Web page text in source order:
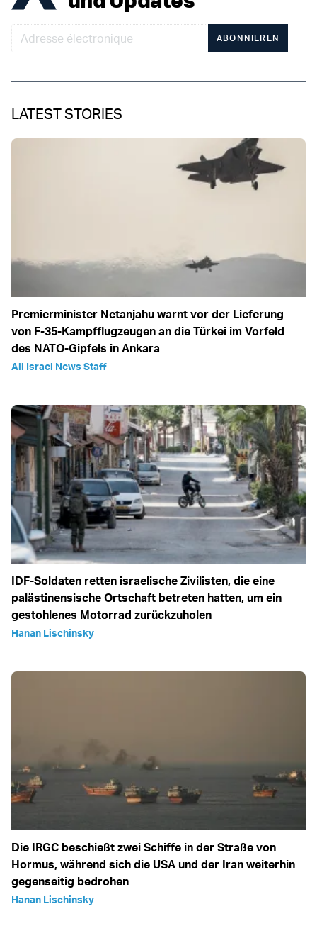
ABONNIEREN
LATEST STORIES
Premierminister Netanjahu warnt vor der Lieferung
von F-35-Kampfflugzeugen an die Türkei im Vorfeld
des NATO-Gipfels in Ankara
All Israel News Staff
IDF-Soldaten retten israelische Zivilisten, die eine
palästinensische Ortschaft betreten hatten, um ein
gestohlenes Motorrad zurückzuholen
Hanan Lischinsky
Die IRGC beschießt zwei Schiffe in der Straße von
Hormus, während sich die USA und der Iran weiterhin
gegenseitig bedrohen
Hanan Lischinsky